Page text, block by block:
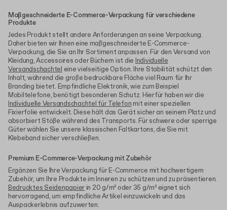
Maßgeschneiderte E-Commerce-Verpackung für verschiedene
Produkte
Jedes Produkt stellt andere Anforderungen an seine Verpackung.
Daher bieten wir Ihnen eine maßgeschneiderte E-Commerce-
Verpackung, die Sie an Ihr Sortiment anpassen. Für den Versand von
Kleidung, Accessoires oder Büchern ist die Individuelle
Versandschachtel eine vielseitige Option. Ihre Stabilität schützt den
Inhalt, während die große bedruckbare Fläche viel Raum für Ihr
Branding bietet. Empfindliche Elektronik, wie zum Beispiel
Mobiltelefone, benötigt besonderen Schutz. Hierfür haben wir die
Individuelle Versandschachtel für Telefon mit einer speziellen
Fixierfolie entwickelt. Diese hält das Gerät sicher an seinem Platz und
absorbiert Stöße während des Transports. Für schwere oder sperrige
Güter wählen Sie unsere klassischen Faltkartons, die Sie mit
Klebeband sicher verschließen.
Premium E-Commerce-Verpackung mit Zubehör
Ergänzen Sie Ihre Verpackung für E-Commerce mit hochwertigem
Zubehör, um Ihre Produkte im Inneren zu schützen und zu präsentieren.
Bedrucktes Seidenpapier in 20 g/m² oder 35 g/m² eignet sich
hervorragend, um empfindliche Artikel einzuwickeln und das
Auspackerlebnis aufzuwerten.